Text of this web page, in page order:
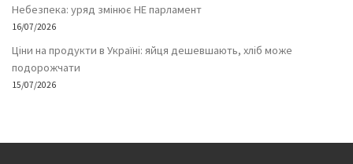
Небезпека: уряд змінює НЕ парламент
16/07/2026
Ціни на продукти в Україні: яйця дешевшають, хліб може
подорожчати
15/07/2026